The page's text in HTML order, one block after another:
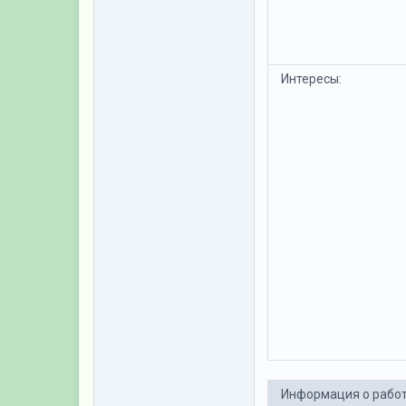
Интересы:
Информация о